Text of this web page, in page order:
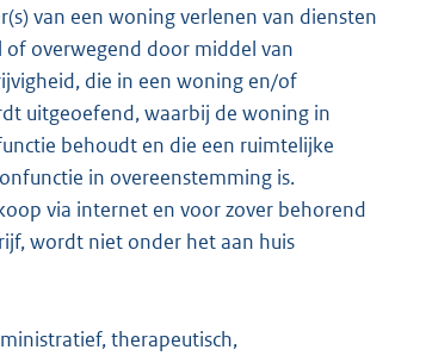
van een woning verlenen van diensten
overwegend door middel van
die in een woning en/of
uitgeoefend, waarbij de woning in
behoudt en die een ruimtelijke
in overeenstemming is.
via internet en voor zover behorend
wordt niet onder het aan huis
therapeutisch,